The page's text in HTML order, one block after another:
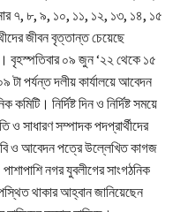
৭, ৮, ৯, ১০, ১১, ১২, ১৩, ১৪, ১৫
জীবন বৃত্তান্ত চেয়েছে
বৃহস্পতিবার ০৯ জুন ‘২২ থেকে ১৫
টা পর্যন্ত দলীয় কার্যালয়ে আবেদন
নির্দিষ্ট দিন ও নির্দিষ্ট সময়ে
ও সাধারণ সম্পাদক পদপ্রার্থীদের
ও আবেদন পত্রে উল্লেখিত কাগজ
নগর যুবলীগের সাংগঠনিক
থাকার আহ্বান জানিয়েছেন